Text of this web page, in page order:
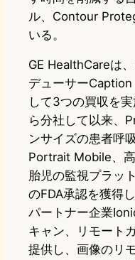
ル、Contour
いる。
GE HealthCareは
デューサー
して3つの買収を
ら分社して以来、
ンサイズの患者呼
Portrait Mobile、
胎児の監視プラッ
のFDA承認を獲得
パートナー企業
キャン、リモート
提供し、画像のリ